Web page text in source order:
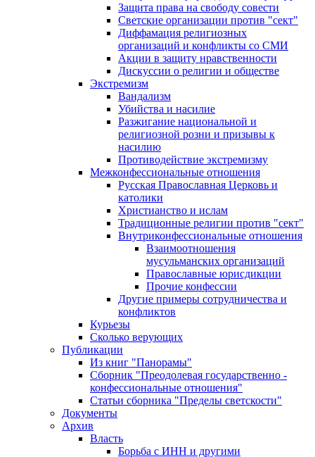
Защита права на свободу совести
Светские организации против "сект"
Диффамация религиозных
организаций и конфликты со СМИ
Акции в защиту нравственности
Дискуссии о религии и обществе
Экстремизм
Вандализм
Убийства и насилие
Разжигание национальной и
религиозной розни и призывы к
насилию
Противодействие экстремизму
Межконфессиональные отношения
Русская Православная Церковь и
католики
Христианство и ислам
Традиционные религии против "сект"
Внутриконфессиональные отношения
Взаимоотношения
мусульманских организаций
Православные юрисдикции
Прочие конфессии
Другие примеры сотрудничества и
конфликтов
Курьезы
Сколько верующих
Публикации
Из книг "Панорамы"
Сборник "Преодолевая государственно -
конфессиональные отношения"
Статьи сборника "Пределы светскости"
Документы
Архив
Власть
Борьба с ИНН и другими